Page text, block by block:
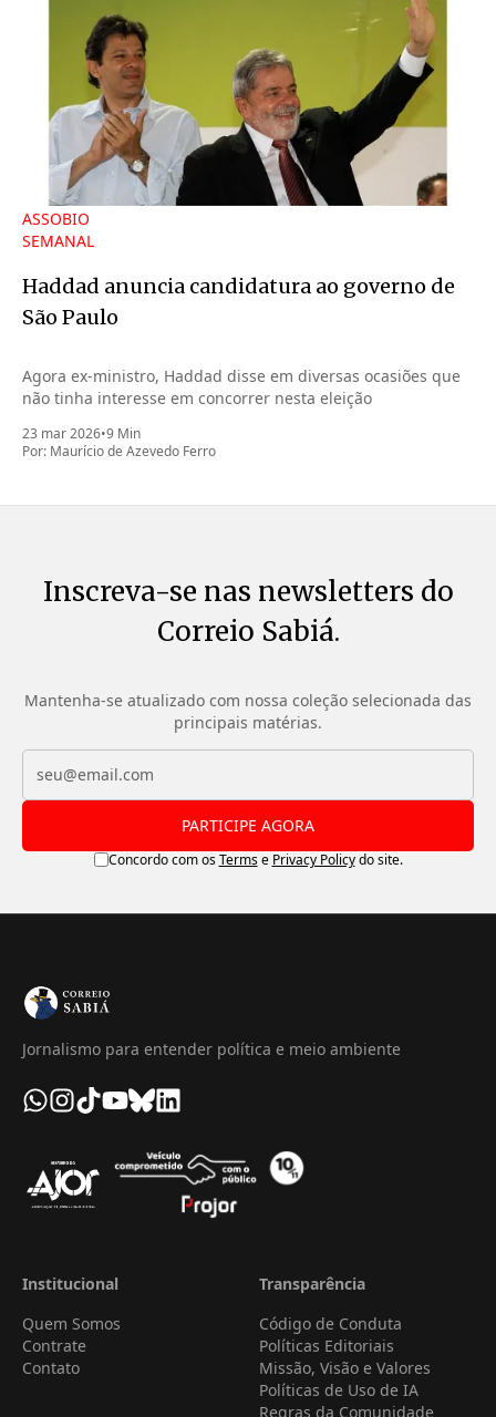
ASSOBIO
SEMANAL
Haddad anuncia candidatura ao governo de
São Paulo
Agora ex-ministro, Haddad disse em diversas ocasiões que
não tinha interesse em concorrer nesta eleição
23 mar 2026•9 Min
Por: Maurício de Azevedo Ferro
Inscreva-se nas newsletters do
Correio Sabiá.
Mantenha-se atualizado com nossa coleção selecionada das
principais matérias.
PARTICIPE AGORA
Concordo com osTermse Privacy Policydo site.
Jornalismo para entender política e meio ambiente
Institucional
Quem Somos
Contrate
Contato
Transparência
Código de Conduta
Políticas Editoriais
Missão, Visão e Valores
Políticas de Uso de IA
Regras da Comunidade